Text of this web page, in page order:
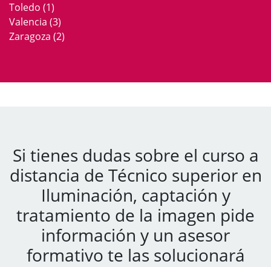
Toledo (1)
Valencia (3)
Zaragoza (2)
Si tienes dudas sobre el curso a
distancia de Técnico superior en
Iluminación, captación y
tratamiento de la imagen pide
información y un asesor
formativo te las solucionará